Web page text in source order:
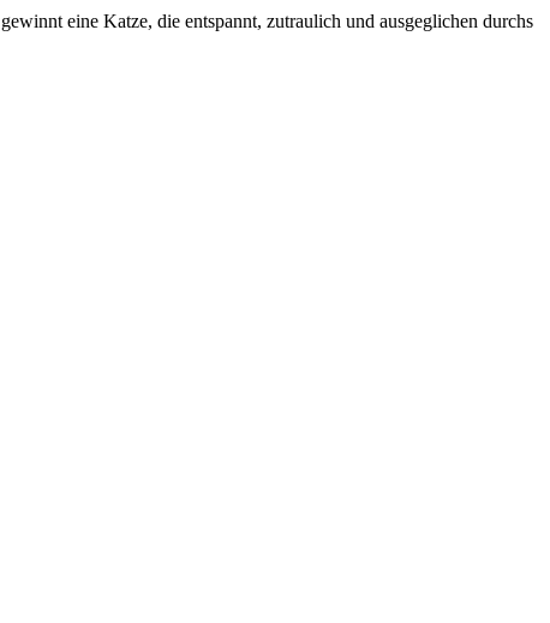
eine Katze, die entspannt, zutraulich und ausgeglichen durchs